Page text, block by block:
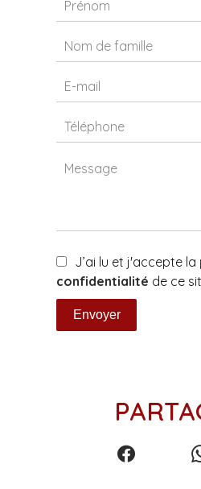
J’ai lu et j'accepte la
confidentialité de ce
Envoyer